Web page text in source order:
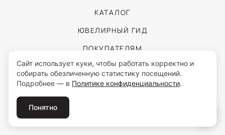
КАТАЛОГ
ЮВЕЛИРНЫЙ ГИД
ПОКУПАТЕЛЯМ
Пользуясь сайтом, вы соглашаетесь с обработкой персональных данных
© 2026 ZOTTY · ИП Самойлова И.С.
Сайт использует куки, чтобы работать корректно и
собирать обезличенную статистику посещений.
Подробнее — в Политике конфиденциальности.
Понятно